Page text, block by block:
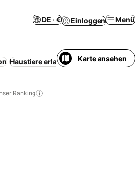
DE · € Einloggen Menü
Haustiere erlaubt WLAN
Karte ansehen
Ranking